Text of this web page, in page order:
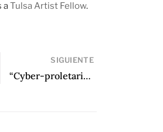
aTulsa Artist Fellow.
SIGUIENTE
“Cyber-proletaria” de Claudia Salazar Jiménez